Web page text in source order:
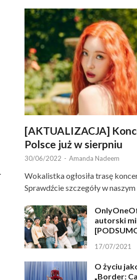
[AKTUALIZACJA]
Polsce już w sierpniu
30/06/2022 - Amanda Nadeem
Wokalistka ogłosiła trasę
Sprawdźcie szczegóły w
autorski
17/07/2021
O życiu
„Border: